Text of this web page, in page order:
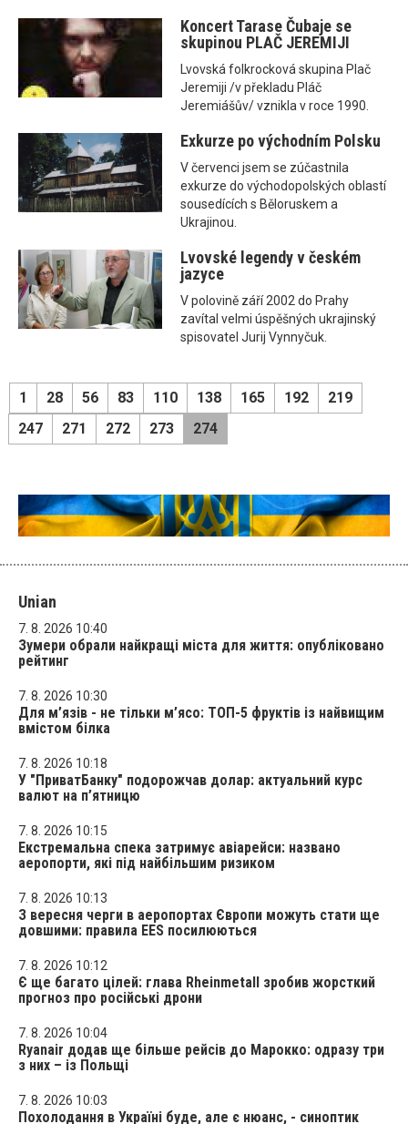
Koncert Tarase Čubaje se
skupinou PLAČ JEREMIJI
Lvovská folkrocková skupina Plač
Jeremiji /v překladu Pláč
Jeremiášův/ vznikla v roce 1990.
Exkurze po východním Polsku
V červenci jsem se zúčastnila
exkurze do východopolských oblastí
sousedících s Běloruskem a
Ukrajinou.
Lvovské legendy v českém
jazyce
V polovině září 2002 do Prahy
zavítal velmi úspěšných ukrajinský
spisovatel Jurij Vynnyčuk.
1 28 56 83 110 138 165 192
219
247
271 272 273 274
Unian
7. 8. 2026 10:40
Зумери обрали найкращі міста для життя: опубліковано
рейтинг
7. 8. 2026 10:30
Для м’язів - не тільки м’ясо: ТОП-5 фруктів із найвищим
вмістом білка
7. 8. 2026 10:18
У "ПриватБанку" подорожчав долар: актуальний курс
валют на п’ятницю
7. 8. 2026 10:15
Екстремальна спека затримує авіарейси: названо
аеропорти, які під найбільшим ризиком
7. 8. 2026 10:13
З вересня черги в аеропортах Європи можуть стати ще
довшими: правила EES посилюються
7. 8. 2026 10:12
Є ще багато цілей: глава Rheinmetall зробив жорсткий
прогноз про російські дрони
7. 8. 2026 10:04
Ryanair додав ще більше рейсів до Марокко: одразу три
з них – із Польщі
7. 8. 2026 10:03
Похолодання в Україні буде, але є нюанс, - синоптик